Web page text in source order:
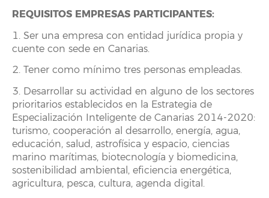
REQUISITOS EMPRESAS PARTICIPANTES:
1. Ser una empresa con entidad jurídica propia y
cuente con sede en Canarias.
2. Tener como mínimo tres personas empleadas.
3. Desarrollar su actividad en alguno de los sectores
prioritarios establecidos en la Estrategia de
Especialización Inteligente de Canarias 2014-2020:
turismo, cooperación al desarrollo, energía, agua,
educación, salud, astrofísica y espacio, ciencias
marino marítimas, biotecnología y biomedicina,
sostenibilidad ambiental, eficiencia energética,
agricultura, pesca, cultura, agenda digital.